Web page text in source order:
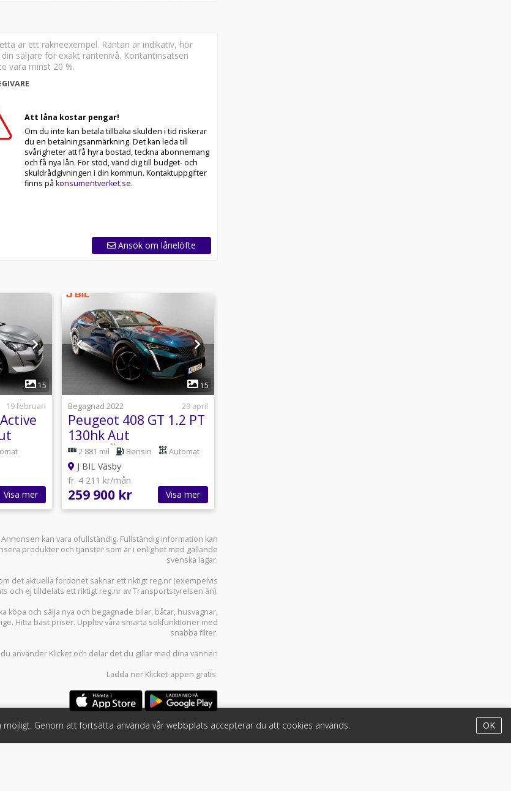
är ett räkneexempel. Räntan är indikativ, hör
säljare för exakt räntenivå. Kontantinsatsen
vara minst 20 %.
Att låna kostar pengar!
Om du inte kan betala tillbaka skulden i tid riskerar
du en betalningsanmärkning. Det kan leda till
svårigheter att få hyra bostad, teckna abonnemang
och få nya lån. För stöd, vänd dig till budget- och
skuldrådgivningen i din kommun. Kontaktuppgifter
finns på konsumentverket.se.
Ansök om lånelöfte
15
19 februari
Visa mer
1
15
Begagnad 2022
29 april
Peugeot 408 GT 1.2 PT
130hk Aut
KUPEVÄRMARE -
LACKFÖRSEGLING
2 881 mil Bensin Automat
J BIL Väsby
fr. 4 211 kr/mån
259 900 kr Visa mer
kan vara ofullständig. Fullständig information kan
produkter och tjänster som är i enlighet med gällande
svenska lagar.
det aktuella fordonet saknar ett riktigt reg.nr (exempelvis
och ej tilldelats ett riktigt reg.nr av Transportstyrelsen än).
köpa och sälja nya och begagnade bilar, båtar, husvagnar,
Hitta bäst priser. Upplev våra smarta sökfunktioner med
snabba filter.
använder Klicket och delar det du gillar med dina vänner!
Ladda ner Klicket-appen gratis:
Genom att fortsätta använda vår webbplats accepterar du att cookies används. OK